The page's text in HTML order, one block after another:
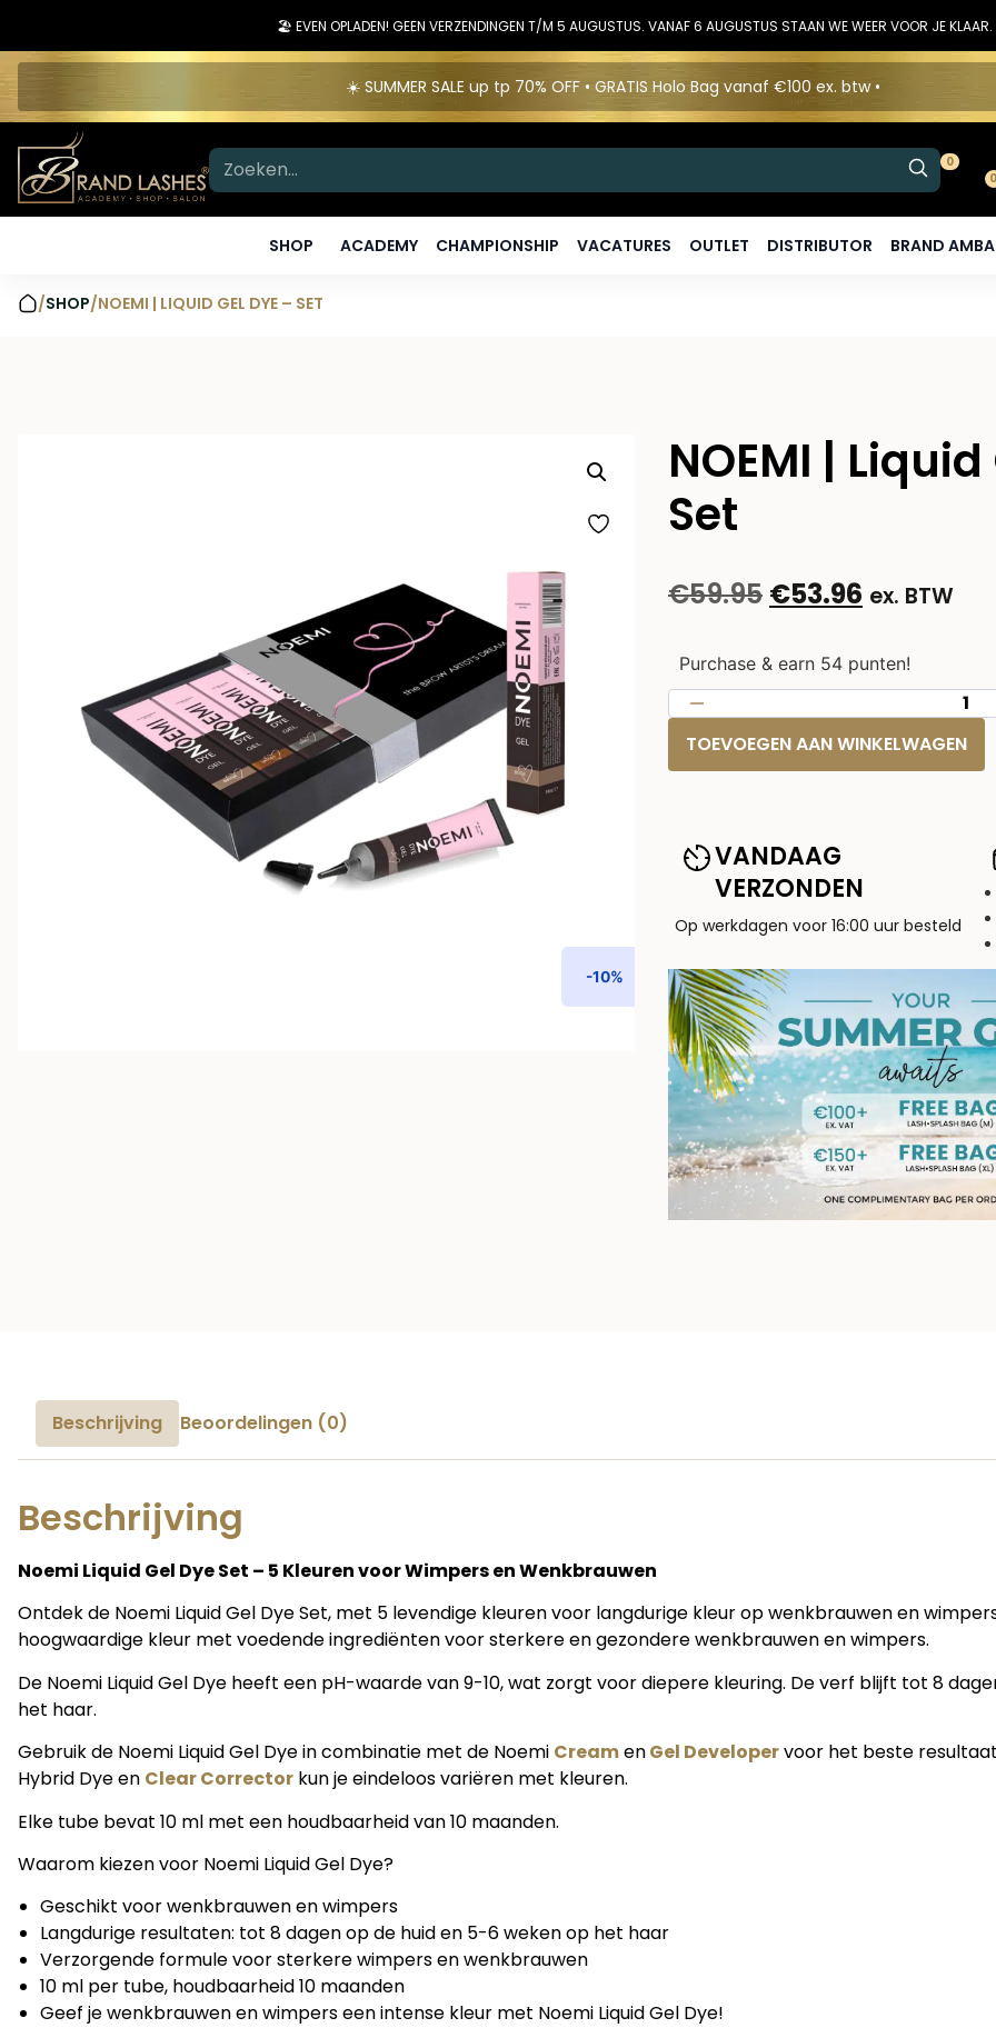
🏖️ EVEN OPLADEN! GEEN VERZENDINGEN T/M 5 AUGUSTUS. VANAF 6 AUGUSTUS STAAN WE WEER VOOR JE KLAAR.
☀️ SUMMER SALE up tp 70% OFF • GRATIS Holo Bag vanaf €100 ex. btw •
0
SHOP ACADEMY CHAMPIONSHIP VACATURES OUTLET DISTRIBUTOR BRAND
/SHOP/NOEMI | LIQUID GEL DYE – SET
-10%
NOEMI |
Set
€59.95 €53.96 ex. BTW
Purchase & earn 54 punten!
TOEVOEGEN AAN WINKELWAGEN
VANDAAG
VERZONDEN
Op werkdagen voor 16:00 uur besteld
Beschrijving Beoordelingen (0)
Beschrijving
Noemi Liquid Gel Dye Set – 5 Kleuren voor Wimpers en Wenkbrauwen
Ontdek de Noemi Liquid Gel Dye Set, met 5 levendige kleuren voor langdurige kleur op wenkbrauwen en
hoogwaardige kleur met voedende ingrediënten voor sterkere en gezondere wenkbrauwen en wimpers.
De Noemi Liquid Gel Dye heeft een pH-waarde van 9-10, wat zorgt voor diepere kleuring. De verf blijft tot 8
het haar.
Gebruik de Noemi Liquid Gel Dye in combinatie met de Noemi CreamenGel Developervoor het beste
Hybrid Dye en Clear Corrector kun je eindeloos variëren met kleuren.
Elke tube bevat 10 ml met een houdbaarheid van 10 maanden.
Waarom kiezen voor Noemi Liquid Gel Dye?
Geschikt voor wenkbrauwen en wimpers
Langdurige resultaten: tot 8 dagen op de huid en 5-6 weken op het haar
Verzorgende formule voor sterkere wimpers en wenkbrauwen
10 ml per tube, houdbaarheid 10 maanden
Geef je wenkbrauwen en wimpers een intense kleur met Noemi Liquid Gel Dye!